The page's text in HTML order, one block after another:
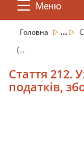
Меню
Головна ...
(...
Стаття 212.
податків,